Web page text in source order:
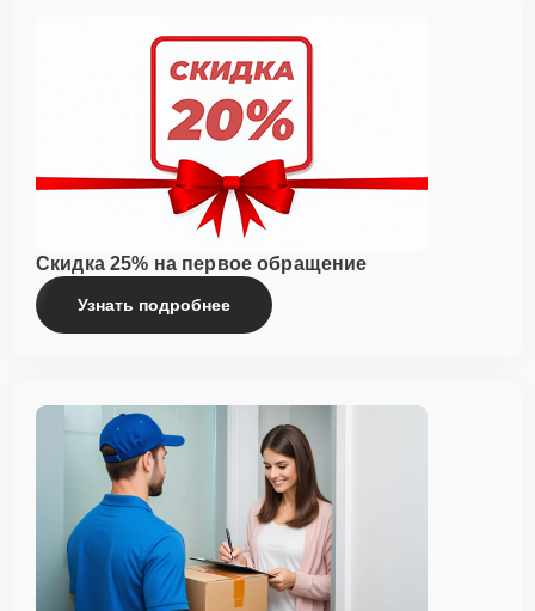
Скидка 25% на первое обращение
Узнать подробнее